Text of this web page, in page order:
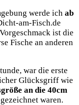
wer­de ich ab
am-Fisch.de
ist die
Fische an ande­ren
war die ers­te
Glücks­griff wie
an die 40cm
waren.